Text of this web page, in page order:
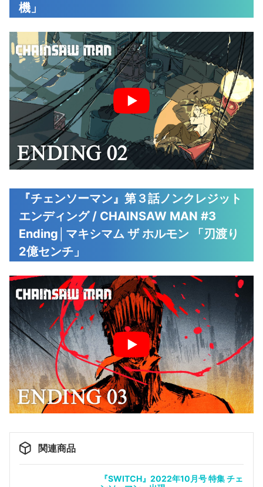
機」
『チェンソーマン』第３話ノンクレジット
エンディング / CHAINSAW MAN #3
Ending│マキシマム ザ ホルモン 「刃渡り
2億センチ」
関連商品
『SWITCH』2022年10月号 特集 チェ